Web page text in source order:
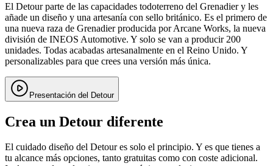
El Detour parte de las capacidades todoterreno del Grenadier y les
añade un diseño y una artesanía con sello británico. Es el primero de
una nueva raza de Grenadier producida por Arcane Works, la nueva
división de INEOS Automotive. Y solo se van a producir 200
unidades. Todas acabadas artesanalmente en el Reino Unido. Y
personalizables para que crees una versión más única.
Presentación del Detour
Crea un Detour diferente
El cuidado diseño del Detour es solo el principio. Y es que tienes a
tu alcance más opciones, tanto gratuitas como con coste adicional.